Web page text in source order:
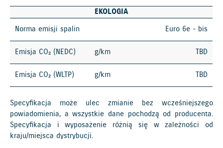
EKOLOGIA
Norma emisji spalin
Euro 6e - bis
Emisja CO₂ (NEDC) g/km TBD
Emisja CO₂ (WLTP) g/km TBD
Specyfikacja może ulec zmianie bez wcześniejszego
powiadomienia, a wszystkie dane pochodzą od producenta.
Specyfikacja i wyposażenie różnią się w zależności od
kraju/miejsca dystrybucji.